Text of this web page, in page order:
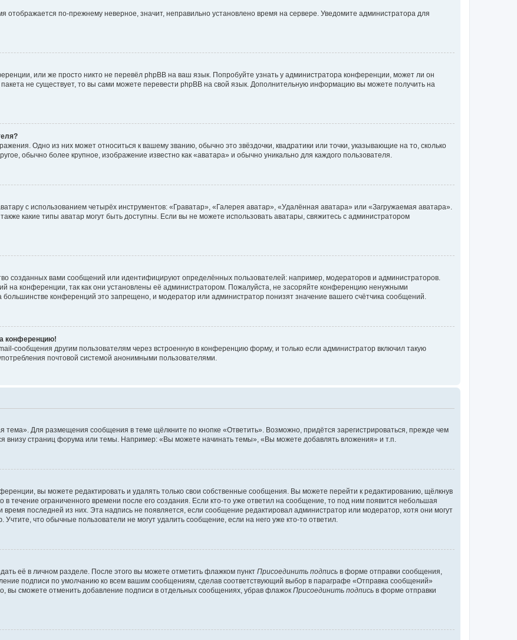
отображается по-прежнему неверное, значит, неправильно установлено время на сервере. Уведомите администратора для
или же просто никто не перевёл phpBB на ваш язык. Попробуйте узнать у администратора конференции, может ли он
пакета не существует, то вы сами можете перевести phpBB на свой язык. Дополнительную информацию вы можете получить на
Одно из них может относиться к вашему званию, обычно это звёздочки, квадратики или точки, указывающие на то, сколько
обычно более крупное, изображение известно как «аватара» и обычно уникально для каждого пользователя.
с использованием четырёх инструментов: «Граватар», «Галерея аватар», «Удалённая аватара» или «Загружаемая аватара».
какие типы аватар могут быть доступны. Если вы не можете использовать аватары, свяжитесь с администратором
созданных вами сообщений или идентифицируют определённых пользователей: например, модераторов и администраторов.
на конференции, так как они установлены её администратором. Пожалуйста, не засоряйте конференцию ненужными
конференций это запрещено, и модератор или администратор понизят значение вашего счётчика сообщений.
конференцию!
сообщения другим пользователям через встроенную в конференцию форму, и только если администратор включил такую
почтовой системой анонимными пользователями.
Для размещения сообщения в теме щёлкните по кнопке «Ответить». Возможно, придётся зарегистрироваться, прежде чем
внизу страниц форума или темы. Например: «Вы можете начинать темы», «Вы можете добавлять вложения» и т.п.
вы можете редактировать и удалять только свои собственные сообщения. Вы можете перейти к редактированию, щёлкнув
в течение ограниченного времени после его создания. Если кто-то уже ответил на сообщение, то под ним появится небольшая
время последней из них. Эта надпись не появляется, если сообщение редактировал администратор или модератор, хотя они могут
что обычные пользователи не могут удалить сообщение, если на него уже кто-то ответил.
её в личном разделе. После этого вы можете отметить флажком пункт Присоединить подпись в форме отправки сообщения,
подписи по умолчанию ко всем вашим сообщениям, сделав соответствующий выбор в параграфе «Отправка сообщений»
вы сможете отменить добавление подписи в отдельных сообщениях, убрав флажок Присоединить подпись в форме отправки